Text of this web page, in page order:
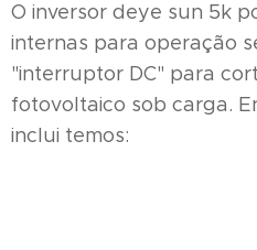
O inversor deye sun 5k
internas para operação
"interruptor DC" para
fotovoltaico sob carga.
inclui temos: